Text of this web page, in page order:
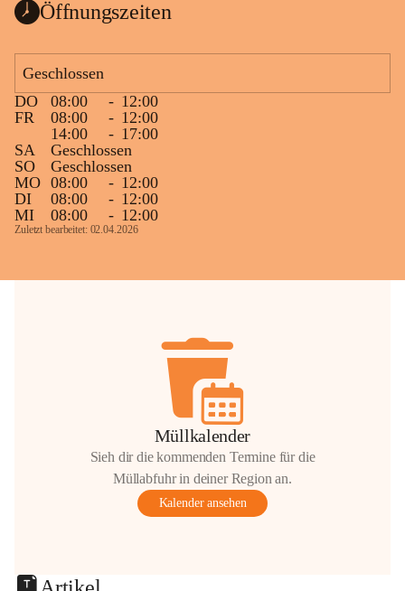
Öffnungszeiten
Geschlossen
DO
08:00 - 12:00
FR
08:00 - 12:00
14:00
- 17:00
SA
Geschlossen
SO
Geschlossen
MO 08:00 - 12:00
DI
08:00 - 12:00
MI
08:00 - 12:00
Zuletzt bearbeitet: 02.04.2026
Müllkalender
Sieh dir die kommenden Termine für die
Müllabfuhr in deiner Region an.
Kalender ansehen